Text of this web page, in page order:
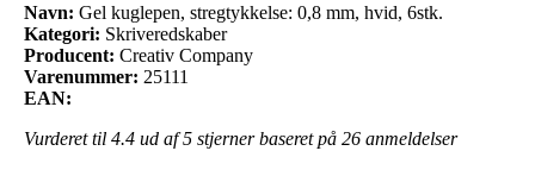
Navn: Gel kuglepen, stregtykkelse: 0,8 mm, hvid, 6stk.
Kategori: Skriveredskaber
Producent: Creativ Company
Varenummer: 25111
EAN:
Vurderet til 4.4 ud af 5 stjerner baseret på 26 anmeldelser